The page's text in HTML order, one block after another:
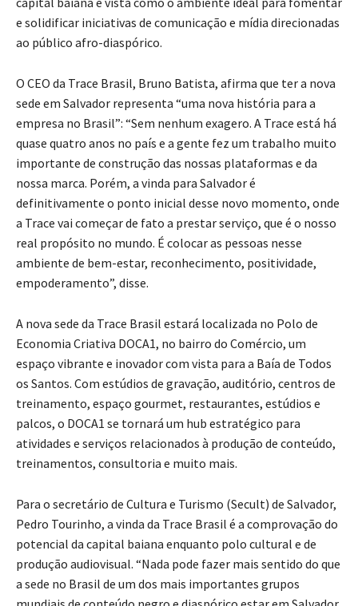
e solidificar iniciativas de comunicação e mídia direcionadas
ao público afro-diaspórico.
O CEO da Trace Brasil, Bruno Batista, afirma que ter a nova
sede em Salvador representa “uma nova história para a
empresa no Brasil”: “Sem nenhum exagero. A Trace está há
quase quatro anos no país e a gente fez um trabalho muito
importante de construção das nossas plataformas e da
nossa marca. Porém, a vinda para Salvador é
definitivamente o ponto inicial desse novo momento, onde
a Trace vai começar de fato a prestar serviço, que é o nosso
real propósito no mundo. É colocar as pessoas nesse
ambiente de bem-estar, reconhecimento, positividade,
empoderamento”, disse.
A nova sede da Trace Brasil estará localizada no Polo de
Economia Criativa DOCA1, no bairro do Comércio, um
espaço vibrante e inovador com vista para a Baía de Todos
os Santos. Com estúdios de gravação, auditório, centros de
treinamento, espaço gourmet, restaurantes, estúdios e
palcos, o DOCA1 se tornará um hub estratégico para
atividades e serviços relacionados à produção de conteúdo,
treinamentos, consultoria e muito mais.
Para o secretário de Cultura e Turismo (Secult) de Salvador,
Pedro Tourinho, a vinda da Trace Brasil é a comprovação do
potencial da capital baiana enquanto polo cultural e de
produção audiovisual. “Nada pode fazer mais sentido do que
a sede no Brasil de um dos mais importantes grupos